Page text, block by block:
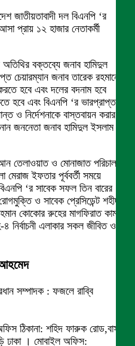
জাতীয়তাবাদী দল বিএনপি ‘র
প্রায় ১২ হাজার নেতাকর্মী
বক্তব্যে জনাব হামিদুল
চেয়ারম্যান জনাব তারেক রহমানের
করতে হবে এবং দলের বদনাম হবে
হবে এবং বিএনপি ‘র ভারপ্রাপ্ত
ও নির্দেশনাকে বাস্তবায়ন করার
জননেতা জনাব হামিদুল ইসলাম
ও মোনাজাত পরিচালনা
ইফতার পূর্ববর্তী সময়ে
‘র সাবেক সফল তিন বারের
ও সাবেক প্রেসিডেন্ট শহীদ
কোকোর রুহের মাগফিরাত কামনা
নির্বাচনী এলাকার সকল জীবিত ও
সম্পাদক : ফজলে রাব্বি
ঠিকানা: শহিদ ফারুক রোড,বাসা
ঢাকা । মোবাইল অফিস: